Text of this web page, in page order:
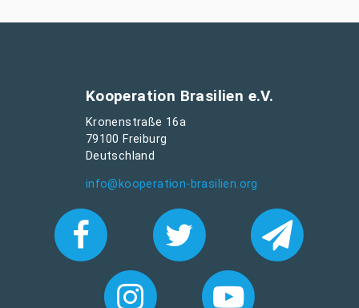
Kooperation Brasilien e.V.
Kronenstraße 16a
79100 Freiburg
Deutschland
info@kooperation-brasilien.org